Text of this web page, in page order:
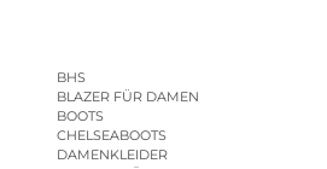
BHS
BLAZER FÜR DAMEN
BOOTS
CHELSEABOOTS
DAMENKLEIDER